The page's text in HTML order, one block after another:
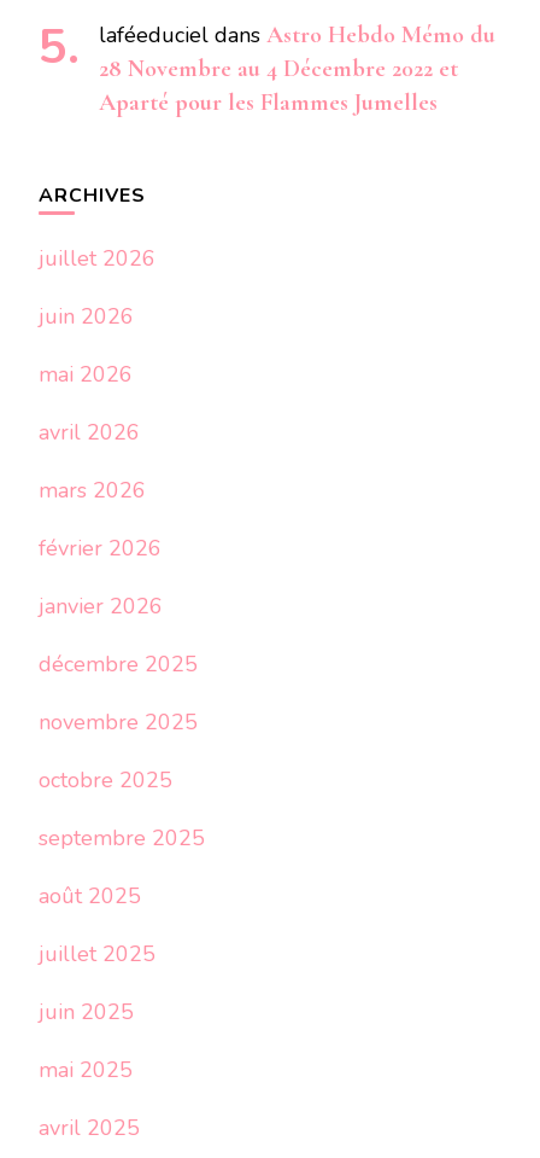
laféeduciel dans Astro Hebdo Mémo du
28 Novembre au 4 Décembre 2022 et
Aparté pour les Flammes Jumelles
ARCHIVES
juillet 2026
juin 2026
mai 2026
avril 2026
mars 2026
février 2026
janvier 2026
décembre 2025
novembre 2025
octobre 2025
septembre 2025
août 2025
juillet 2025
juin 2025
mai 2025
avril 2025